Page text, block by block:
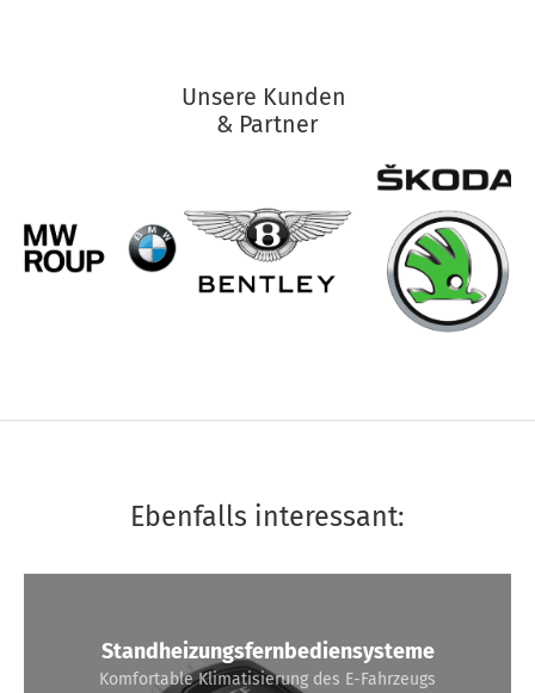
Unsere Kunden
& Partner
Ebenfalls interessant:
Standheizungsfernbediensysteme
Komfortable Klimatisierung des E-Fahrzeugs